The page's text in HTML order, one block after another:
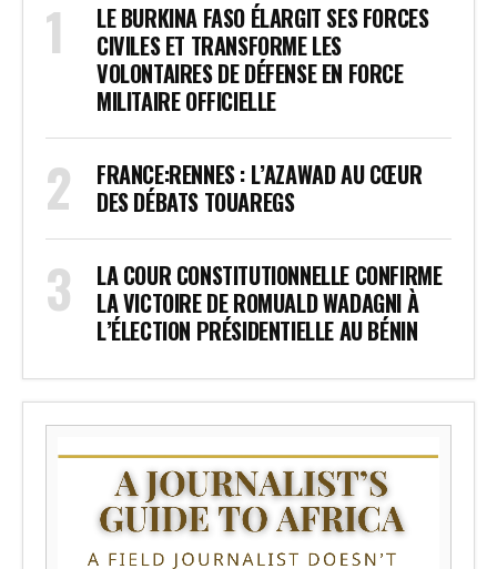
LE BURKINA FASO ÉLARGIT SES FORCES
CIVILES ET TRANSFORME LES
VOLONTAIRES DE DÉFENSE EN FORCE
MILITAIRE OFFICIELLE
FRANCE:RENNES : L’AZAWAD AU CŒUR
DES DÉBATS TOUAREGS
LA COUR CONSTITUTIONNELLE CONFIRME
LA VICTOIRE DE ROMUALD WADAGNI À
L’ÉLECTION PRÉSIDENTIELLE AU BÉNIN